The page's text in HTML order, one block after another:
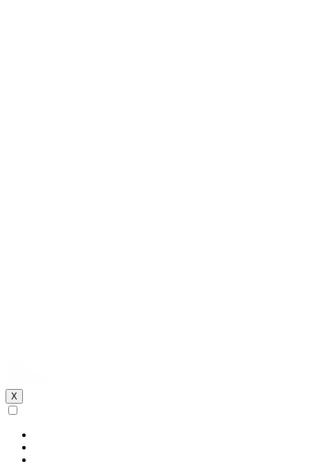
X